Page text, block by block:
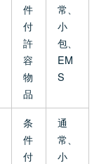
件
付
許
容
物
品
常、
小
包、
EM
S
条
件
付
通
常、
小